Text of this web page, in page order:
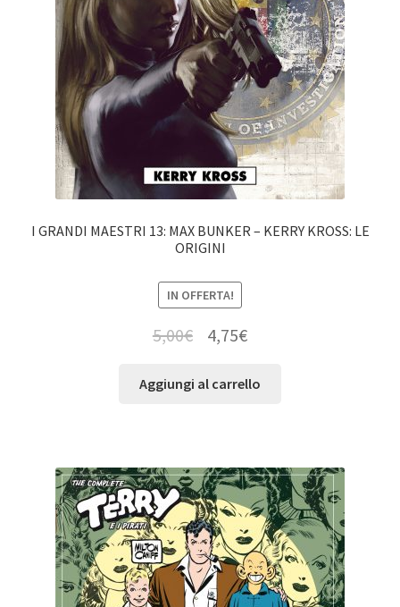
I GRANDI MAESTRI 13: MAX BUNKER – KERRY KROSS: LE
ORIGINI
IN OFFERTA!
5,00€ 4,75€
Aggiungi al carrello